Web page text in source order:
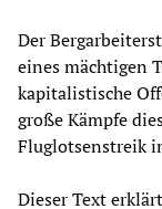
Der
eines mächtigen
kapitalistische
große Kämpfe
Fluglotsenstreik
Dieser Text